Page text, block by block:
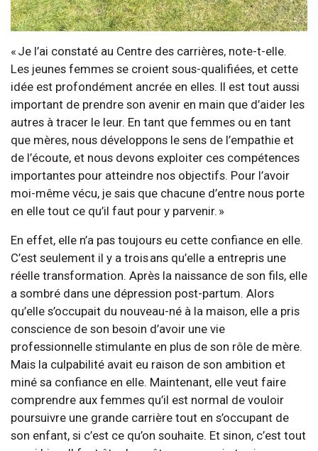
« Je l’ai constaté au Centre des carrières, note-t-elle.
Les jeunes femmes se croient sous-qualifiées, et cette
idée est profondément ancrée en elles. Il est tout aussi
important de prendre son avenir en main que d’aider les
autres à tracer le leur. En tant que femmes ou en tant
que mères, nous développons le sens de l’empathie et
de l’écoute, et nous devons exploiter ces compétences
importantes pour atteindre nos objectifs. Pour l’avoir
moi-même vécu, je sais que chacune d’entre nous porte
en elle tout ce qu’il faut pour y parvenir. »
En effet, elle n’a pas toujours eu cette confiance en elle.
C’est seulement il y a trois ans qu’elle a entrepris une
réelle transformation. Après la naissance de son fils, elle
a sombré dans une dépression post-partum. Alors
qu’elle s’occupait du nouveau-né à la maison, elle a pris
conscience de son besoin d’avoir une vie
professionnelle stimulante en plus de son rôle de mère.
Mais la culpabilité avait eu raison de son ambition et
miné sa confiance en elle. Maintenant, elle veut faire
comprendre aux femmes qu’il est normal de vouloir
poursuivre une grande carrière tout en s’occupant de
son enfant, si c’est ce qu’on souhaite. Et sinon, c’est tout